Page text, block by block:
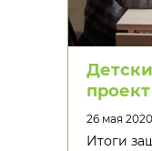
26 мая 2020
Итоги